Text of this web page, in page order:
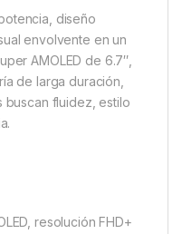
diseño
envolvente en un
AMOLED de 6.7″,
de larga duración,
buscan fluidez, estilo
resolución FHD+